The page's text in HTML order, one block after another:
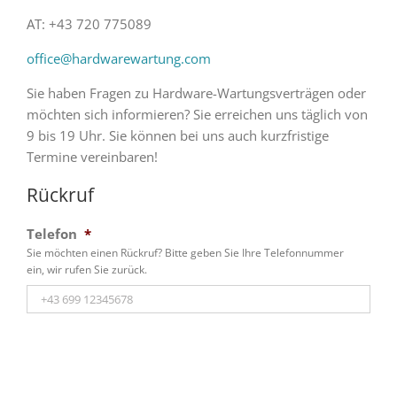
AT: +43 720 775089
office@hardwarewartung.com
Sie haben Fragen zu Hardware-Wartungsverträgen oder
möchten sich informieren? Sie erreichen uns täglich von
9 bis 19 Uhr. Sie können bei uns auch kurzfristige
Termine vereinbaren!
Rückruf
Telefon *
Sie möchten einen Rückruf? Bitte geben Sie Ihre Telefonnummer
ein, wir rufen Sie zurück.